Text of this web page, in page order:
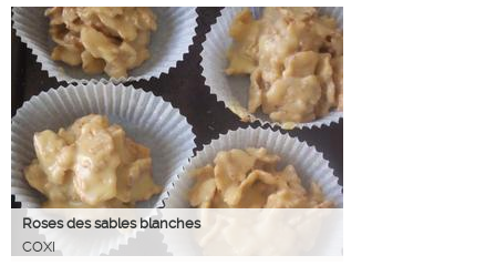
Roses des sables blanches
COXI